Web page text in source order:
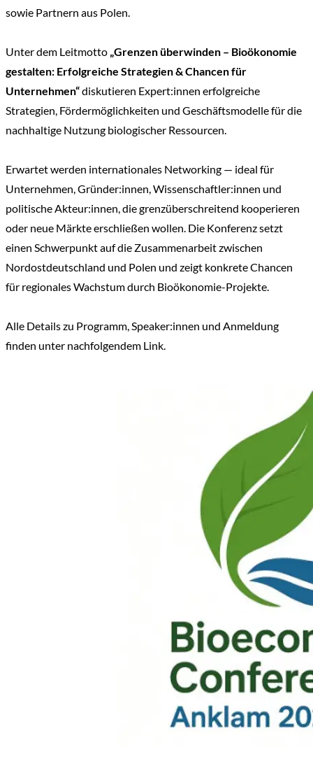
sowie Partnern aus Polen.
Unter dem Leitmotto „Grenzen überwinden – Bioökonomie
gestalten: Erfolgreiche Strategien & Chancen für
Unternehmen“diskutieren Expert:innen erfolgreiche
Strategien, Fördermöglichkeiten und Geschäftsmodelle für die
nachhaltige Nutzung biologischer Ressourcen.
Erwartet werden internationales Networking — ideal für
Unternehmen, Gründer:innen, Wissenschaftler:innen und
politische Akteur:innen, die grenzüberschreitend kooperieren
oder neue Märkte erschließen wollen. Die Konferenz setzt
einen Schwerpunkt auf die Zusammenarbeit zwischen
Nordostdeutschland und Polen und zeigt konkrete Chancen
für regionales Wachstum durch Bioökonomie-Projekte.
Alle Details zu Programm, Speaker:innen und Anmeldung
finden unter nachfolgendem Link.